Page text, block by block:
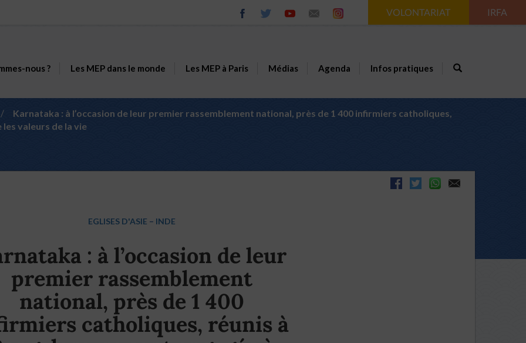
VOLONTARIAT IRFA
nous ? Les MEP dans le monde Les MEP à Paris Médias Agenda Infos pratiques
/
Karnataka : à l’occasion de leur premier rassemblement national, près de 1 400 infirmiers catholiques,
valeurs de la vie
EGLISES D'ASIE – INDE
: à l’occasion de leur
premier rassemblement
national, près de 1 400
catholiques, réunis à